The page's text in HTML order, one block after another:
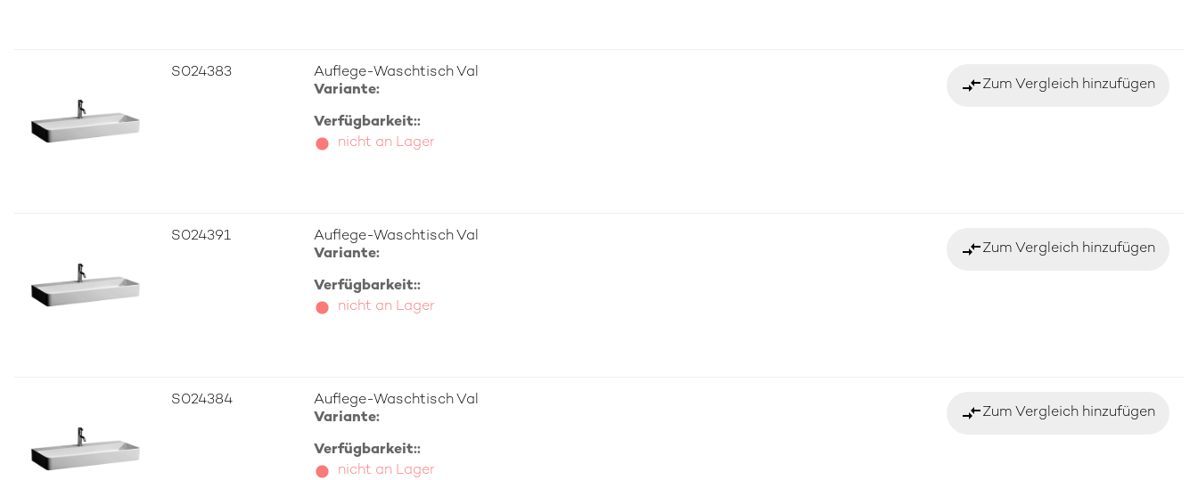
S024383
Auflege-Waschtisch Val
Variante:
Verfügbarkeit::
nicht an Lager
compare_arrowsZum Vergleich hinzufügen
S024391
Auflege-Waschtisch Val
Variante:
Verfügbarkeit::
nicht an Lager
compare_arrowsZum Vergleich hinzufügen
S024384
Auflege-Waschtisch Val
Variante:
Verfügbarkeit::
nicht an Lager
compare_arrowsZum Vergleich hinzufügen